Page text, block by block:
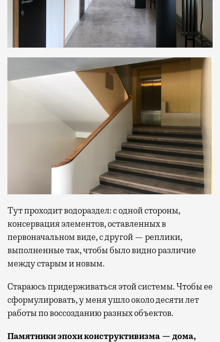
Тут проходит водораздел: с одной стороны,
консервация элементов, оставленных в
первоначальном виде, с другой — реплики,
выполненные так, чтобы было видно различие
между старым и новым.
Стараюсь придерживаться этой системы. Чтобы ее
сформулировать, у меня ушло около десяти лет
работы по воссозданию разных объектов.
Памятники эпохи конструктивизма — дома,